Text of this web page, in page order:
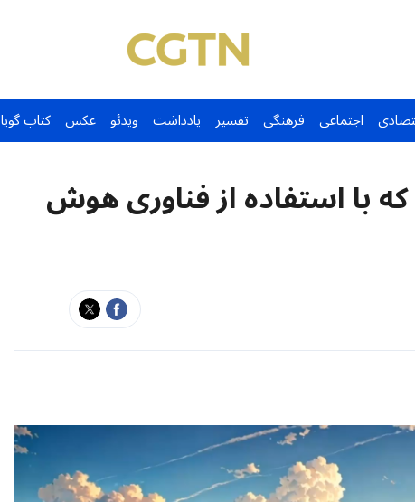
اجتماعی فرهنگی تفسیر یادداشت ویدئو عکس کتاب گویا
با استفاده از فناوری هوش